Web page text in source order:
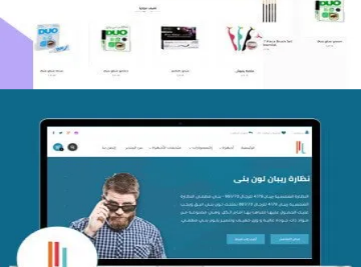
التفاصيل
تصميم متجر اي كير
التفاصيل